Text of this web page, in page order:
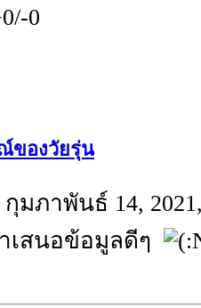
0
ของวัยรุ่น
กุมภาพันธ์ 14,
สนอข้อมูลดีๆ